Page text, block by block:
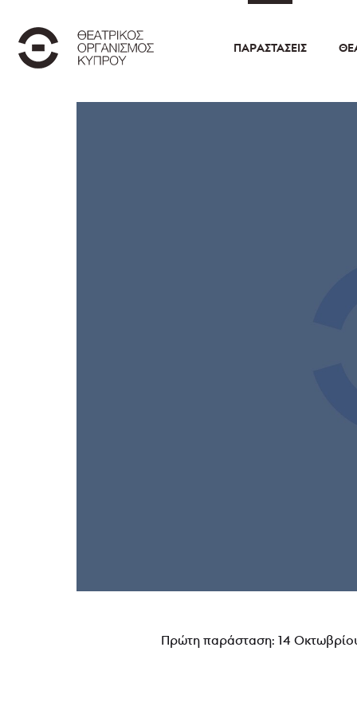
ΠΑΡΑΣΤΆΣΕΙΣ
Πρώτη παράσταση: 14